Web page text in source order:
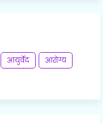
आयुर्वेद
आरोग्य